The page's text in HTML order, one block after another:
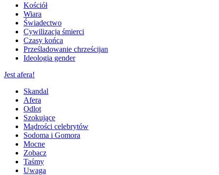
Kościół
Wiara
Świadectwo
Cywilizacja śmierci
Czasy końca
Prześladowanie chrześcijan
Ideologia gender
Jest afera!
Skandal
Afera
Odlot
Szokujące
Mądrości celebrytów
Sodoma i Gomora
Mocne
Zobacz
Taśmy
Uwaga